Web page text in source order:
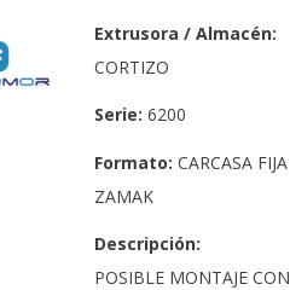
Extrusora / Almacén:
CORTIZO
Serie:6200
Formato:CARCASA FIJA
ZAMAK
Descripción:
POSIBLE MONTAJE CON